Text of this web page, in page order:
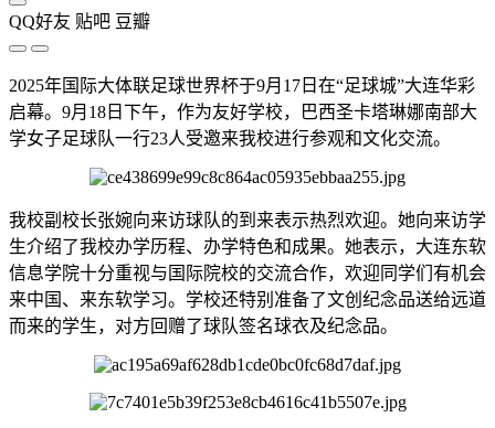
QQ好友 贴吧 豆瓣
2025年国际大体联足球世界杯于9月17日在“足球城”大连华彩
启幕。9月18日下午，作为友好学校，巴西圣卡塔琳娜南部大
学女子足球队一行23人受邀来我校进行参观和文化交流。
我校副校长张婉向来访球队的到来表示热烈欢迎。她向来访学
生介绍了我校办学历程、办学特色和成果。她表示，大连东软
信息学院十分重视与国际院校的交流合作，欢迎同学们有机会
来中国、来东软学习。学校还特别准备了文创纪念品送给远道
而来的学生，对方回赠了球队签名球衣及纪念品。